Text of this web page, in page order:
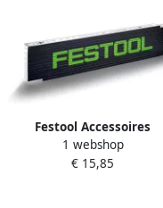
Festool Accessoires
Duimstok MS-3M-FT1
577369
1 webshop
€ 15,85